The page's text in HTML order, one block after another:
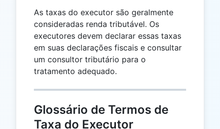
As taxas do executor são geralmente
consideradas renda tributável. Os
executores devem declarar essas taxas
em suas declarações fiscais e consultar
um consultor tributário para o
tratamento adequado.
Glossário de Termos de
Taxa do Executor